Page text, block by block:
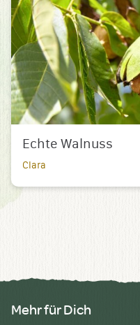
Echte Walnuss
Clara
Mehr für Dich